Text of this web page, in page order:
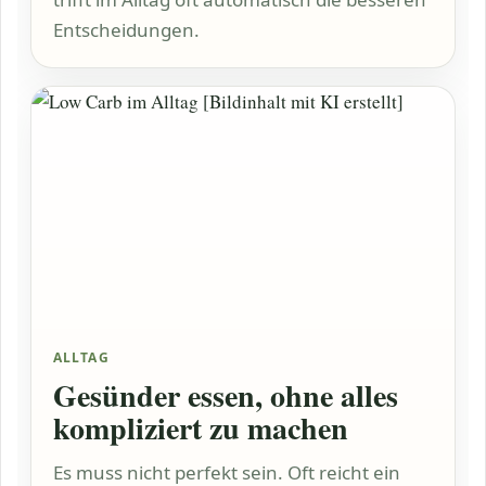
Entscheidungen.
ALLTAG
Gesünder essen, ohne alles
kompliziert zu machen
Es muss nicht perfekt sein. Oft reicht ein